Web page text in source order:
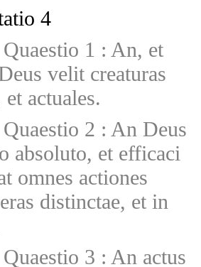
4
1 : An, et
velit creaturas
actuales.
2 : An Deus
absoluto, et efficaci
omnes actiones
distinctae, et in
3 : An actus